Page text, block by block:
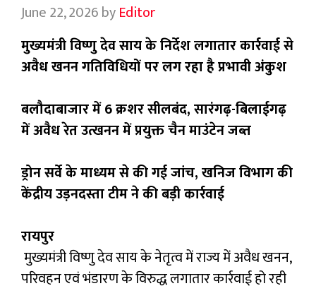
June 22, 2026byEditor
मुख्यमंत्री विष्णु देव साय के निर्देश लगातार कार्रवाई से
अवैध खनन गतिविधियों पर लग रहा है प्रभावी अंकुश
बलौदाबाजार में 6 क्रशर सीलबंद, सारंगढ़-बिलाईगढ़
में अवैध रेत उत्खनन में प्रयुक्त चैन माउंटेन जब्त
ड्रोन सर्वे के माध्यम से की गई जांच, खनिज विभाग की
केंद्रीय उड़नदस्ता टीम ने की बड़ी कार्रवाई
रायपुर
मुख्यमंत्री विष्णु देव साय के नेतृत्व में राज्य में अवैध खनन,
परिवहन एवं भंडारण के विरुद्ध लगातार कार्रवाई हो रही